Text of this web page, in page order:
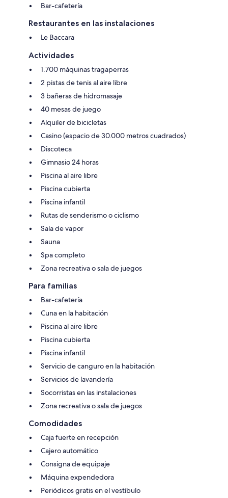
Bar-cafetería
Restaurantes en las instalaciones
Le Baccara
Actividades
1.700 máquinas tragaperras
2 pistas de tenis al aire libre
3 bañeras de hidromasaje
40 mesas de juego
Alquiler de bicicletas
Casino (espacio de 30.000 metros cuadrados)
Discoteca
Gimnasio 24 horas
Piscina al aire libre
Piscina cubierta
Piscina infantil
Rutas de senderismo o ciclismo
Sala de vapor
Sauna
Spa completo
Zona recreativa o sala de juegos
Para familias
Bar-cafetería
Cuna en la habitación
Piscina al aire libre
Piscina cubierta
Piscina infantil
Servicio de canguro en la habitación
Servicios de lavandería
Socorristas en las instalaciones
Zona recreativa o sala de juegos
Comodidades
Caja fuerte en recepción
Cajero automático
Consigna de equipaje
Máquina expendedora
Periódicos gratis en el vestíbulo